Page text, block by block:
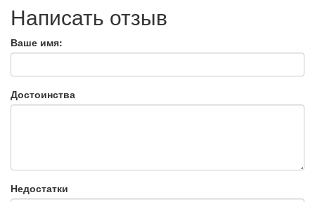
Написать отзыв
Ваше имя:
Достоинства
Недостатки